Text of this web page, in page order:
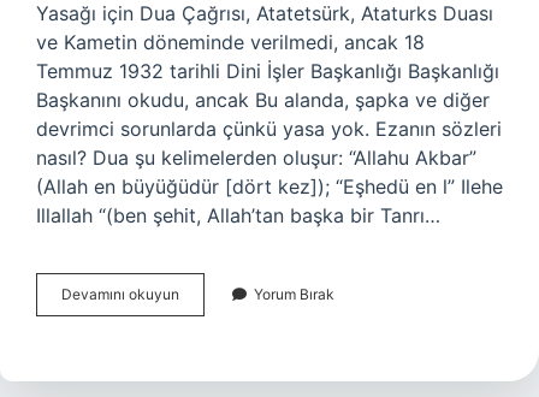
Yasağı için Dua Çağrısı, Atatetsürk, Ataturks Duası
ve Kametin döneminde verilmedi, ancak 18
Temmuz 1932 tarihli Dini İşler Başkanlığı Başkanlığı
Başkanını okudu, ancak Bu alanda, şapka ve diğer
devrimci sorunlarda çünkü yasa yok. Ezanın sözleri
nasıl? Dua şu kelimelerden oluşur: “Allahu Akbar”
(Allah en büyüğüdür [dört kez]); “Eşhedü en l” Ilehe
Illallah “(ben şehit, Allah’tan başka bir Tanrı…
Devamını okuyun
Ezan
Yorum Bırak